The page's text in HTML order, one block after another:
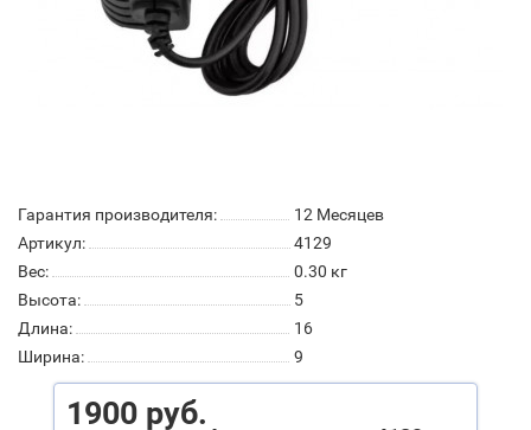
Гарантия производителя:
12 Месяцев
Артикул:
4129
Вес:
0.30 кг
Высота:
5
Длина:
16
Ширина:
9
1900 руб.